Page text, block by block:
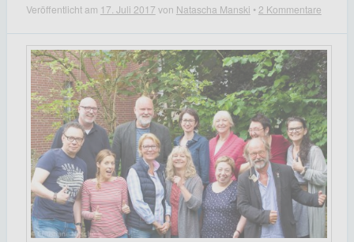
Veröffentlicht am 17. Juli 2017 von Natascha Manski • 2 Kommentare